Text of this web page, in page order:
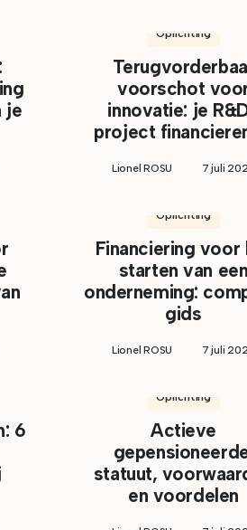
je
Oprichting
voorschot
innovatie: je
project
Lionel ROSU 7 juli
Oprichting
Financiering voor
starten van een
onderneming:
gids
Lionel ROSU 7 juli
6
Oprichting
Actieve
statuut,
en voordelen